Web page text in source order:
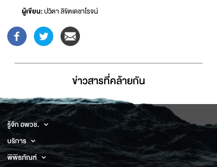
ผู้เขียน:ปวิตา ลิขิตเดชาโรจน์
ข่าวสารที่่คล้ายกัน
รู้จัก อพวช.
บริการ
พิพิธภัณฑ์